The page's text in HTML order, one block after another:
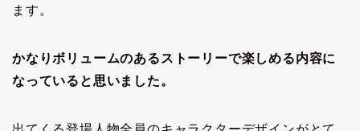
ます。
かなりボリュームのあるストーリーで楽しめる内容に
なっていると思いました。